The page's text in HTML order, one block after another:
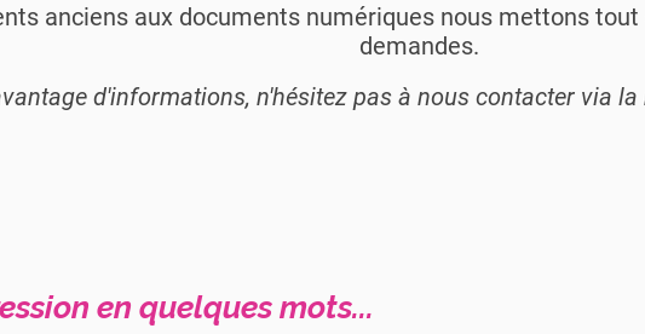
anciens aux documents numériques nous mettons
demandes.
d'informations, n'hésitez pas à nous contacter via
en quelques mots...